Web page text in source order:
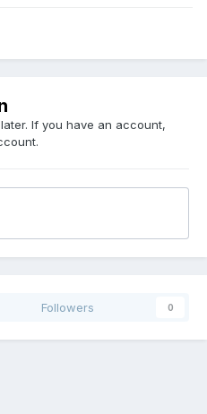
If you have an account,
Followers 0